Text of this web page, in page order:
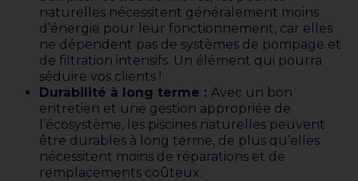
naturelles nécessitent généralement moins
d’énergie pour leur fonctionnement, car elles
ne dépendent pas de systèmes de pompage et
de filtration intensifs. Un élément qui pourra
séduire vos clients !
Durabilité à long terme : Avec un bon
entretien et une gestion appropriée de
l’écosystème, les piscines naturelles peuvent
être durables à long terme, de plus qu’elles
nécessitent moins de réparations et de
remplacements coûteux.